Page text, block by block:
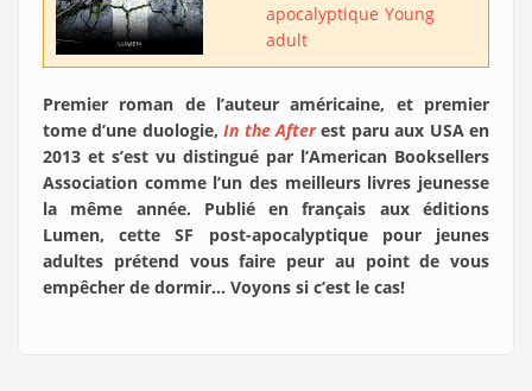
apocalyptique Young
adult
Premier roman de l’auteur américaine, et premier
tome d’une duologie,In the Afterest paru aux USA en
2013 et s’est vu distingué par l’American Booksellers
Association comme l’un des meilleurs livres jeunesse
la même année. Publié en français aux éditions
Lumen, cette SF post-apocalyptique pour jeunes
adultes prétend vous faire peur au point de vous
empêcher de dormir… Voyons si c’est le cas!